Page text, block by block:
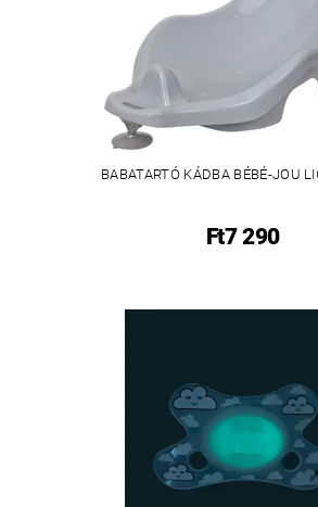
BABATARTÓ KÁDBA BÉBÉ-JOU
Ft7 290